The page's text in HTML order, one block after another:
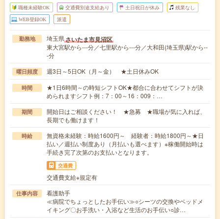
職種未経験OK 交通費別途支給あり 土日祝日が休み 残業なし
WEB登録OK 派遣
勤務地 埼玉県さいたま市見沼区
東大宮駅から---分／七里駅から---分／大和田(埼玉県)駅から--
-分
曜日頻度 週3日～5日OK（月～金） ★土日休みOK
時間
★1日6時間～の時短シフトOK★都合に合わせてシフトが決
められますシフト例：7：00～16：009：…
期間
開始日はご相談ください！ ★急募 ★職場が気に入れば、
長期でも働けます！
時給
無資格未経験：時給1600円～ 経験者：時給1800円～★日
払い／週払い制度あり（月払いも選べます）※稼働開始時は
手続き完了次第のお支払いとなります。
交通費
交通費支給※規定有
仕事内容
看護助手
≪病院でちょっとしたお手伝い≫○シーツの交換やベッドメ
イキング〇お手洗い・入浴など生活のお手伝い○診…